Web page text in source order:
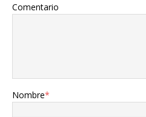
Comentario
Nombre*